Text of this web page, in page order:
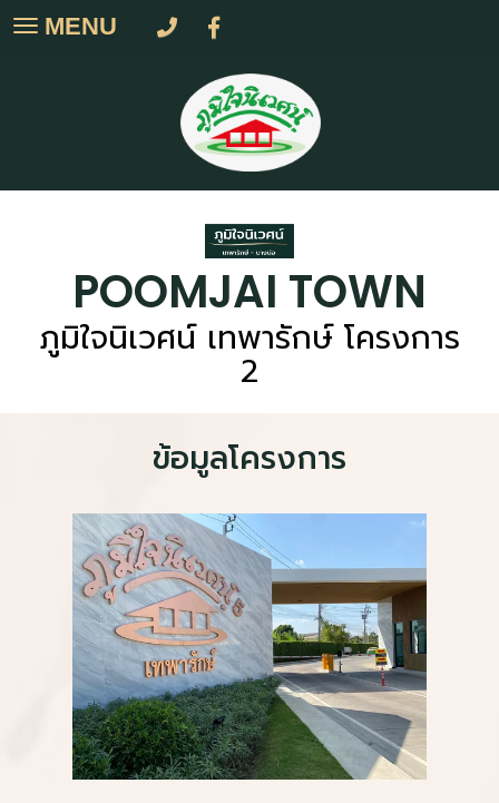
Toggle
MENU
POOMJAI TOWN
ภูมิใจนิเวศน์ เทพารักษ์ โครงการ
2
ข้อมูลโครงการ